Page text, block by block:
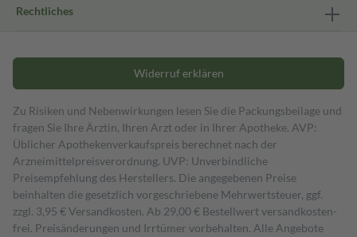
Rechtliches
Widerruf erklären
Zu Risiken und Nebenwirkungen lesen Sie die Packungsbeilage und
fragen Sie Ihre Ärztin, Ihren Arzt oder in Ihrer Apotheke. AVP:
Üblicher Apothekenverkaufspreis berechnet nach der
Arzneimittelpreisverordnung. UVP: Unverbindliche
Preisempfehlung des Herstellers. Die angegebenen Preise
beinhalten die gesetzlich vorgeschriebene Mehrwertsteuer, ggf.
zzgl. 3,95 € Versandkosten. Ab 29,00 € Bestell­wert versand­kosten­
frei. Preisänderungen und Irrtümer vorbehalten. Alle Angebote